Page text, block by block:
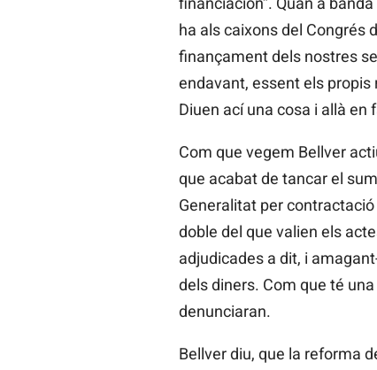
ha als caixons del Congrés
finançament dels nostres
endavant, essent els propis
Diuen ací una cosa i allà
Com que vegem Bellver
que acabat de tancar el
Generalitat per
doble del que valien els
adjudicades a dit, i
dels diners. Com que té
denunciaran.
Bellver diu, que la reforma